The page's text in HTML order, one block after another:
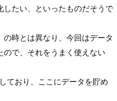
たい、といったものだそうで
の時とは異なり、今回はデータ
で、それをうまく使えない
ており、ここにデータを貯め